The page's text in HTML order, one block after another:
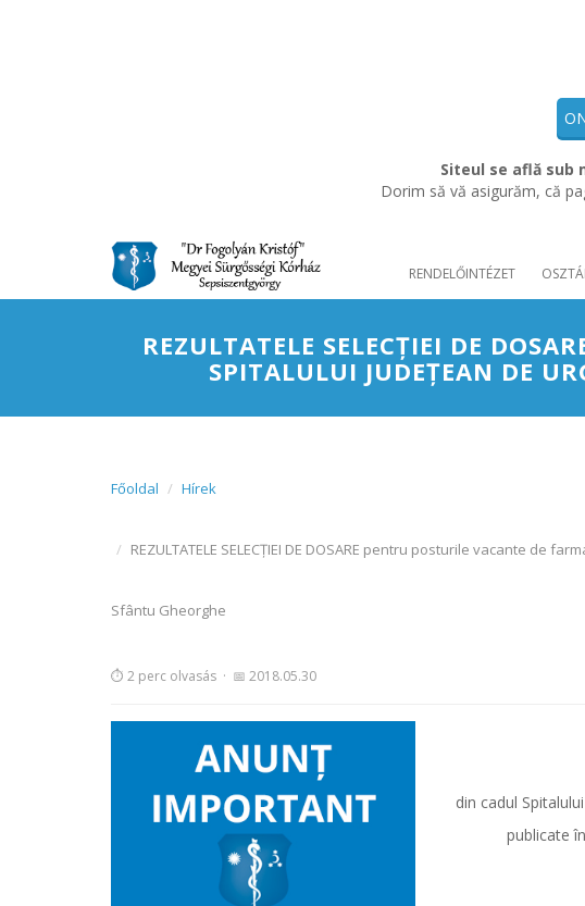
Siteul se află sub
Dorim să vă asigurăm, că
RENDELŐINTÉZET
REZULTATELE SELECȚIEI DE
SPITALULUI JUDEȚEAN DE
Főoldal Hírek
REZULTATELE SELECȚIEI DE DOSARE pentru posturile vacante de
Sfântu Gheorghe
⏱ 2 perc olvasás · 📅 2018.05.30
din cadul
publicate